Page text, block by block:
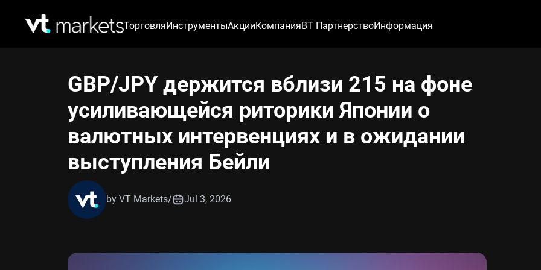
ТорговляИнструментыАкцииКомпанияВТ ПартнерствоИнформация
GBP/JPY держится вблизи 215 на фоне
усиливающейся риторики Японии о
валютных интервенциях и в ожидании
выступления Бейли
by VT Markets/ Jul 3, 2026